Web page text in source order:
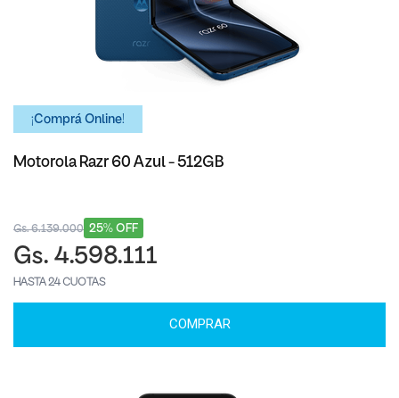
¡Comprá Online!
Motorola Razr 60 Azul - 512GB
25% OFF
Gs. 6.139.000
Gs. 4.598.111
HASTA 24 CUOTAS
COMPRAR